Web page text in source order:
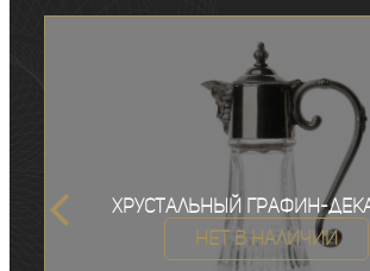
Хрустальный графин-
Нет в наличии